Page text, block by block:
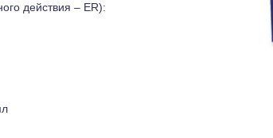
действия – ER):